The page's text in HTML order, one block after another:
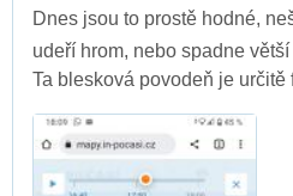
Dnes jsou to prostě hodné,
udeří hrom, nebo spadne větší
Ta blesková povodeň je určitě